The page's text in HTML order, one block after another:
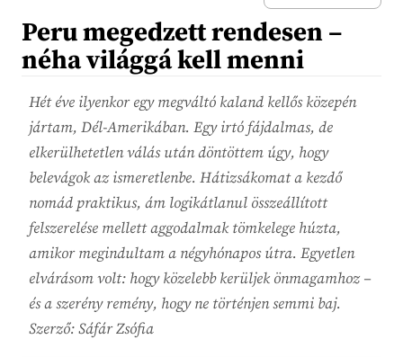
Peru megedzett rendesen –
néha világgá kell menni
Hét éve ilyenkor egy megváltó kaland kellős közepén
jártam, Dél-Amerikában. Egy irtó fájdalmas, de
elkerülhetetlen válás után döntöttem úgy, hogy
belevágok az ismeretlenbe. Hátizsákomat a kezdő
nomád praktikus, ám logikátlanul összeállított
felszerelése mellett aggodalmak tömkelege húzta,
amikor megindultam a négyhónapos útra. Egyetlen
elvárásom volt: hogy közelebb kerüljek önmagamhoz –
és a szerény remény, hogy ne történjen semmi baj.
Szerző: Sáfár Zsófia